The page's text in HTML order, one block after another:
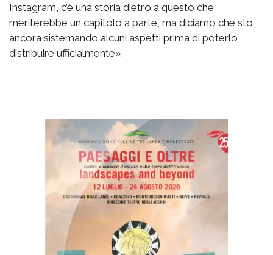
Instagram, c’è una storia dietro a questo che
meriterebbe un capitolo a parte, ma diciamo che sto
ancora sistemando alcuni aspetti prima di poterlo
distribuire ufficialmente».